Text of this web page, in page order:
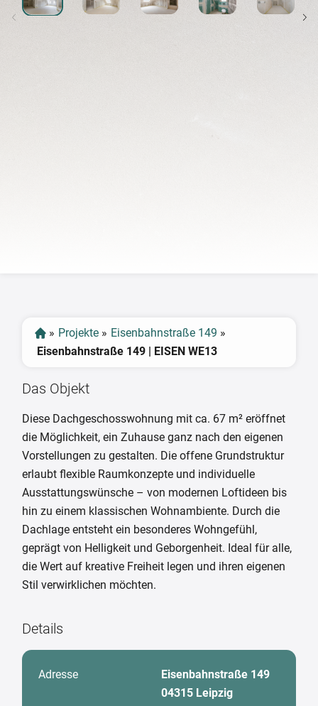
» Projekte » Eisenbahnstraße 149 »
Eisenbahnstraße 149 | EISEN WE13
Das Objekt
Diese Dachgeschosswohnung mit ca. 67 m² eröffnet
die Möglichkeit, ein Zuhause ganz nach den eigenen
Vorstellungen zu gestalten. Die offene Grundstruktur
erlaubt flexible Raumkonzepte und individuelle
Ausstattungswünsche – von modernen Loftideen bis
hin zu einem klassischen Wohnambiente. Durch die
Dachlage entsteht ein besonderes Wohngefühl,
geprägt von Helligkeit und Geborgenheit. Ideal für alle,
die Wert auf kreative Freiheit legen und ihren eigenen
Stil verwirklichen möchten.
Details
Adresse
Eisenbahnstraße 149
04315 Leipzig